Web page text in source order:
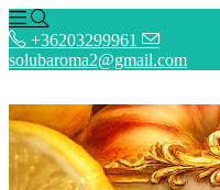
+36203299961
solubaroma2@gmail.com